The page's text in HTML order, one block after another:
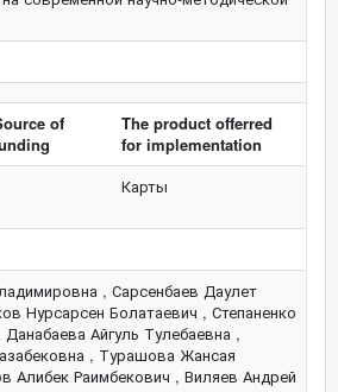
of
The product offerred
for implementation
Карты
Еркен Зейнуллаевич , Курилова Ольга Константиновна , Борисов Владимир Николаевич , Нуржумаев Нурым Оразбаевич , Утеулиев Талгат Сыдыкович , Арифулова Ирина Исмаиловна , Катубаева Асел Муратовна , Сайлаубаева Зауреш Аймухановна , Калиева Ляззат Сеитовна , Кудабаева Айя Думановна , Турекулова Кулянда Абиловна , Жанабаева Сауле Батжановна , Алмаханова Сауле Бибатыровна , Кадырханова Назигуль Жунусхановна , Бектурганова Баян Болатовна , Ню Виктория Анатольевна , Мырзагазиева Гульзира Мубараковна , Ельдеева Макпал Сериковна , Джанзаков Руслан Нурмашович , Жунисбеков Тулеген Сергазыевич , Еркинова Акерке Бахытовна , Турабаева Жазира Толеубековна , Сиылканова Акгенже Оришановна , Гаипова Арайлым Бакытқызы , Дюсенова Арайлым Несипбайкызы , Туякова Шарбану Орысбаевна , Савельева Рита Петровна , Абдигазиев Амангали Абдигазиевич , Лютикова Вероника Сергеевна , Жунусова Жадыра Кажымкановна , Досайбекова Самал Кенжебековна , Далебаева Жаныл Абилканкызы , Даурбаева Гульбану Хамитовна , Мыркасимова Ардак Сагыновна , Досымбекова Жансая Багдатовна , Төлеген Мұхиат Қайырғалиқызы , Кусаинов Арман Саинович , Кулбаева Умыт Карымкуловна , Балтабаева Бану Әбдіманапқызы , Уркембаева Айнура Ерлановна , Алипбек Гүлнұр Алипбекқызы , Нартова Татьяна Александровна , Хажиева Алия Хамитовна , Марат Жандос Маратулы , Булгараев Марат Еркебаевич , Омаров Болат Турысжанович